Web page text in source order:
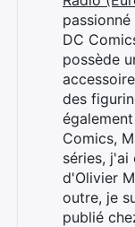
DC
possède
des
Comics,
séries,
d'Olivier
outre, je
publié